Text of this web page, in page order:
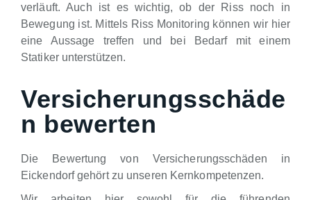
verläuft. Auch ist es wichtig, ob der Riss noch in
Bewegung ist. Mittels Riss Monitoring können wir hier
eine Aussage treffen und bei Bedarf mit einem
Statiker unterstützen.
Versicherungsschäde
n bewerten
Die Bewertung von Versicherungsschäden in
Eickendorf gehört zu unseren Kernkompetenzen.